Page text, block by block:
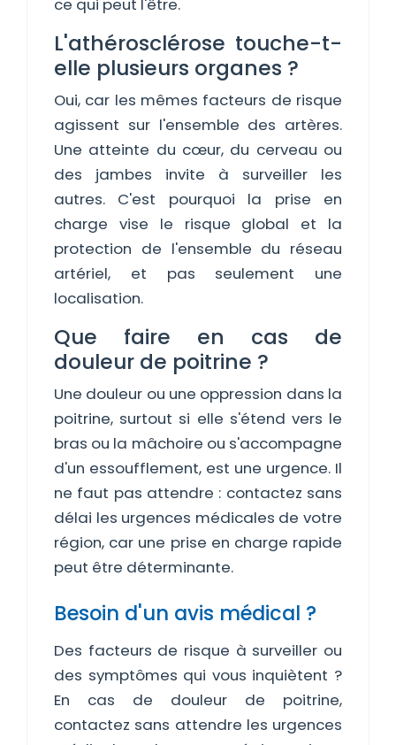
ce qui peut l'être.
L'athérosclérose touche-t-
elle plusieurs organes ?
Oui, car les mêmes facteurs de risque
agissent sur l'ensemble des artères.
Une atteinte du cœur, du cerveau ou
des jambes invite à surveiller les
autres. C'est pourquoi la prise en
charge vise le risque global et la
protection de l'ensemble du réseau
artériel, et pas seulement une
localisation.
Que faire en cas de
douleur de poitrine ?
Une douleur ou une oppression dans la
poitrine, surtout si elle s'étend vers le
bras ou la mâchoire ou s'accompagne
d'un essoufflement, est une urgence. Il
ne faut pas attendre : contactez sans
délai les urgences médicales de votre
région, car une prise en charge rapide
peut être déterminante.
Besoin d'un avis médical ?
Des facteurs de risque à surveiller ou
des symptômes qui vous inquiètent ?
En cas de douleur de poitrine,
contactez sans attendre les urgences